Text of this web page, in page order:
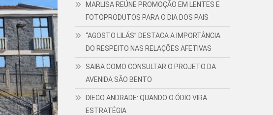
MARLISA REÚNE PROMOÇÃO EM LENTES E
FOTOPRODUTOS PARA O DIA DOS PAIS
“AGOSTO LILÁS” DESTACA A IMPORTÂNCIA
DO RESPEITO NAS RELAÇÕES AFETIVAS
SAIBA COMO CONSULTAR O PROJETO DA
AVENIDA SÃO BENTO
DIEGO ANDRADE: QUANDO O ÓDIO VIRA
ESTRATÉGIA